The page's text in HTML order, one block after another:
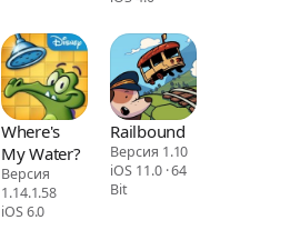
Where's
My Water?
Версия
1.14.1.58
iOS 6.0
Railbound
Версия 1.10
iOS 11.0 · 64
Bit